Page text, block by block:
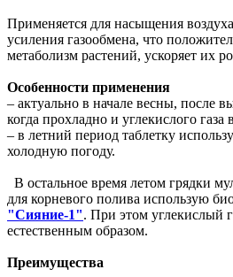
Применяется для насыщения
усиления газообмена, что
метаболизм растений, ускоряет их
Особенности применения
– актуально в начале весны, после
когда прохладно и углекислого
– в летний период таблетку
холодную погоду.
В остальное время летом грядки
для корневого полива использую
"Сияние-1". При этом углекислый
естественным образом.
Преимущества